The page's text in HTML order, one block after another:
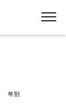
年別